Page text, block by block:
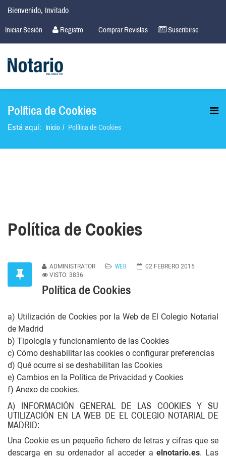
Bienvenido, Invitado
Registro
Iniciar Sesión Suscribirse
Comprar Revistas
Política de Cookies
Está aquí: Inicio Política de Cookies
Política de Cookies
ADMINISTRATOR WEB
02 FEBRERO 2015
VISTO: 3836
Política de Cookies
a) Utilización de Cookies por la Web de El Colegio Notarial
de Madrid
b) Tipología y funcionamiento de las Cookies
c) Cómo deshabilitar las cookies o configurar preferencias
d) Qué ocurre si se deshabilitan las Cookies
e) Cambios en la Política de Privacidad y Cookies
f) Anexo de cookies.
A) INFORMACIÓN GENERAL DE LAS COOKIES Y SU
UTILIZACIÓN EN LA WEB DE EL COLEGIO NOTARIAL DE
MADRID:
Una Cookie es un pequeño fichero de letras y cifras que se
descarga en su ordenador al acceder aelnotario.es. Las